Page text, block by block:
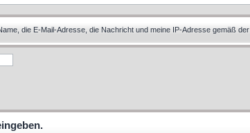
die E-Mail-Adresse, die Nachricht und meine IP-Adresse gemäß der